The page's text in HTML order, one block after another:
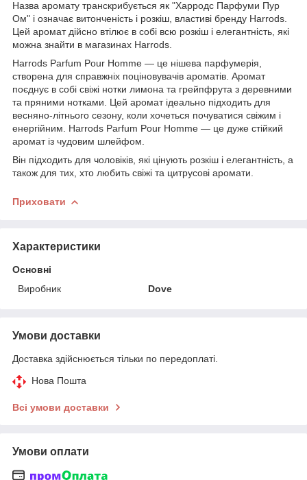
Назва аромату транскрибується як "Харродс Парфуми Пур
Ом" і означає витонченість і розкіш, властиві бренду Harrods.
Цей аромат дійсно втілює в собі всю розкіш і елегантність, які
можна знайти в магазинах Harrods.
Harrods Parfum Pour Homme — це нішева парфумерія,
створена для справжніх поціновувачів ароматів. Аромат
поєднує в собі свіжі нотки лимона та грейпфрута з деревними
та пряними нотками. Цей аромат ідеально підходить для
весняно-літнього сезону, коли хочеться почуватися свіжим і
енергійним. Harrods Parfum Pour Homme — це дуже стійкий
аромат із чудовим шлейфом.
Він підходить для чоловіків, які цінують розкіш і елегантність, а
також для тих, хто любить свіжі та цитрусові аромати.
Приховати
Характеристики
Основні
Виробник
Dove
Умови доставки
Доставка здійснюється тільки по передоплаті.
Нова Пошта
Всі умови доставки
Умови оплати